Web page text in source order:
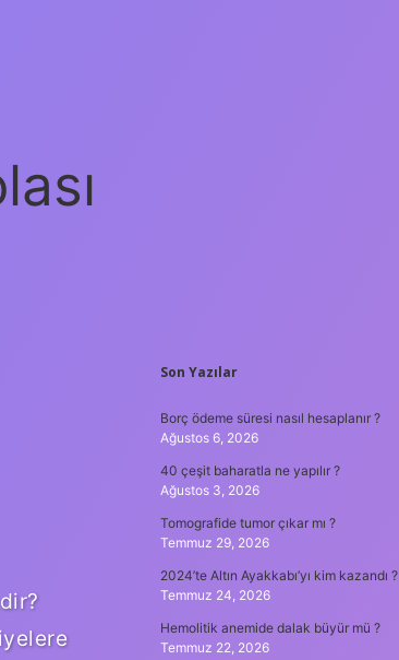
SIDEBAR
Son Yazılar
Borç ödeme süresi nasıl hesaplanır ?
Ağustos 6, 2026
40 çeşit baharatla ne yapılır ?
Ağustos 3, 2026
Tomografide tumor çıkar mı ?
Temmuz 29, 2026
2024’te Altın Ayakkabı’yı kim kazandı ?
Temmuz 24, 2026
Hemolitik anemide dalak büyür mü ?
Temmuz 22, 2026